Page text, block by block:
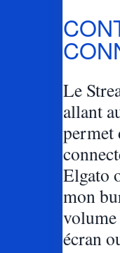
Le
allant
permet
Elgato
mon
écran